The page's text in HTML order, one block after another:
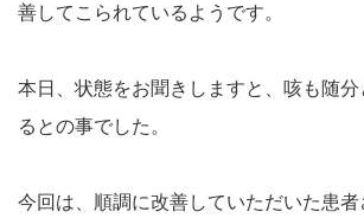
善してこられているようです。
本日、状態をお聞きしますと、咳も随
るとの事でした。
今回は、順調に改善していただいた患者